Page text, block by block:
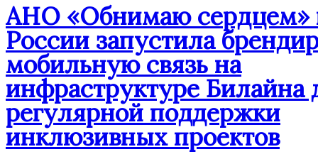
АНО «Обнимаю сердцем»
России запустила
мобильную связь на
инфраструктуре Билайна
регулярной поддержки
инклюзивных проектов